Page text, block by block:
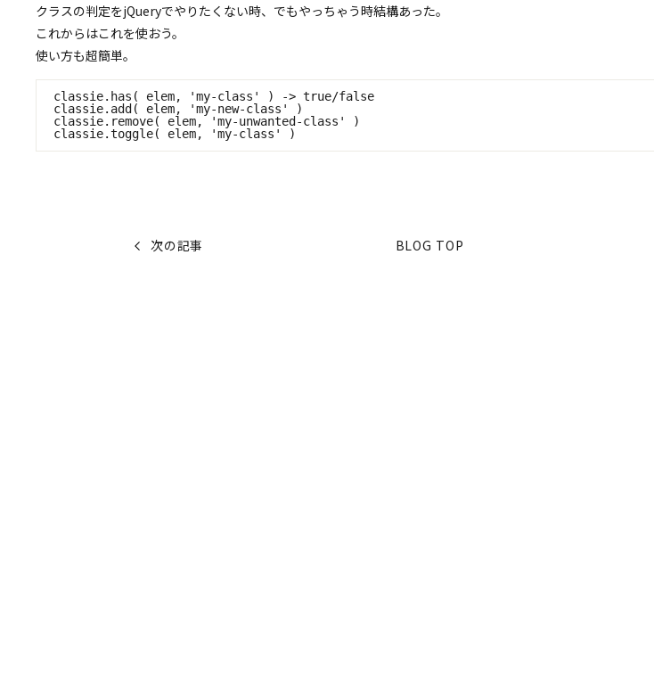
クラスの判定をjQueryでやりたくない時、でもやっちゃう時結構あった。
これからはこれを使おう。
使い方も超簡単。
classie.has( elem, 'my-class' ) -> true/false
classie.add( elem, 'my-new-class' )
classie.remove( elem, 'my-unwanted-class' )
次の記事 BLOG TOP